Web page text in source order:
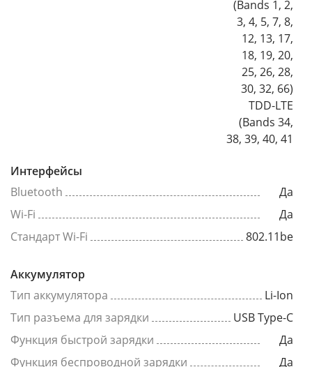
(Bands 1, 2,
3, 4, 5, 7, 8,
12, 13, 17,
18, 19, 20,
25, 26, 28,
30, 32, 66)
TDD-LTE
(Bands 34,
38, 39, 40, 41
Интерфейсы
Bluetooth
Да
Wi-Fi
Да
Стандарт Wi-Fi
802.11be
Аккумулятор
Тип аккумулятора
Li-Ion
Тип разъема для зарядки
USB Type-C
Функция быстрой зарядки
Да
Функция беспроводной зарядки
Да